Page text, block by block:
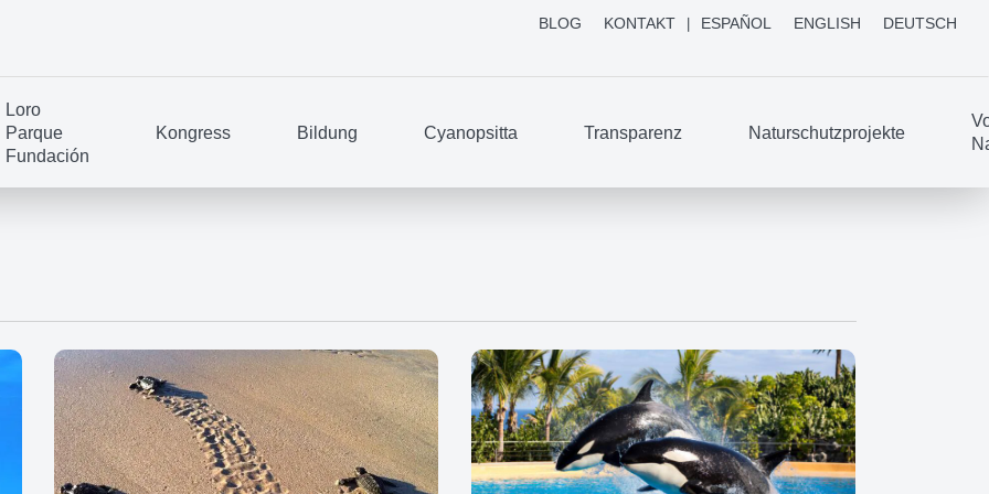
BLOG KONTAKT ESPAÑOL ENGLISH DEUTSCH
Schließen
Loro
Parque
Fundación
Kongress Bildung Cyanopsitta Transparenz Naturschutzprojekte